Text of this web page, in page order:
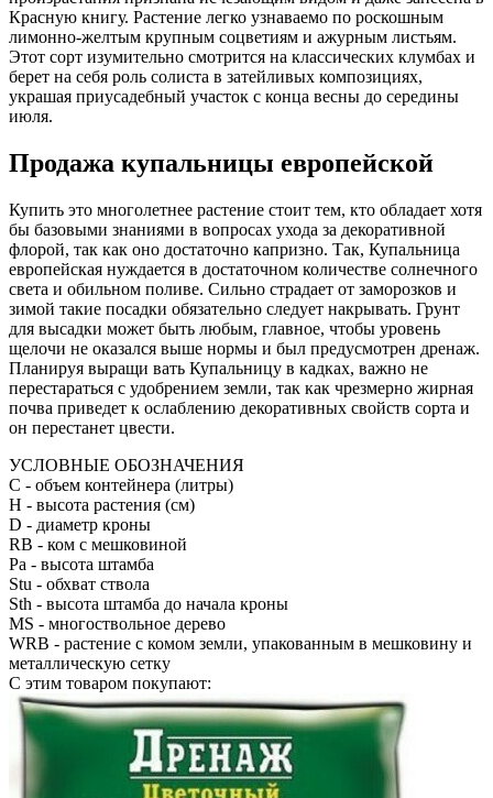
Красную книгу. Растение легко узнаваемо по роскошным
лимонно-желтым крупным соцветиям и ажурным листьям.
Этот сорт изумительно смотрится на классических клумбах и
берет на себя роль солиста в затейливых композициях,
украшая приусадебный участок с конца весны до середины
июля.
Продажа купальницы европейской
Купить это многолетнее растение стоит тем, кто обладает хотя
бы базовыми знаниями в вопросах ухода за декоративной
флорой, так как оно достаточно капризно. Так, Купальница
европейская нуждается в достаточном количестве солнечного
света и обильном поливе. Сильно страдает от заморозков и
зимой такие посадки обязательно следует накрывать. Грунт
для высадки может быть любым, главное, чтобы уровень
щелочи не оказался выше нормы и был предусмотрен дренаж.
Планируя выращи вать Купальницу в кадках, важно не
перестараться с удобрением земли, так как чрезмерно жирная
почва приведет к ослаблению декоративных свойств сорта и
он перестанет цвести.
УСЛОВНЫЕ ОБОЗНАЧЕНИЯ
С - объем контейнера (литры)
H - высота растения (см)
D - диаметр кроны
RB - ком с мешковиной
Pa - высота штамба
Stu - обхват ствола
Sth - высота штамба до начала кроны
MS - многоствольное дерево
WRB - растение с комом земли, упакованным в мешковину и
металлическую сетку
С этим товаром покупают: